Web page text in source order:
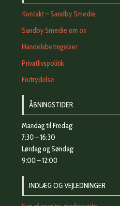
Kontakt – Sandby Smedie
Sandby Smedie om os
Handelsbetingelser
Privatlivspolitik
Fortrydelse
ÅBNINGSTIDER
Mandag til Fredag:
7:30 – 16:30
Lørdag og Søndag:
9:00 – 12:00
INDLÆG OG VEJLEDNINGER